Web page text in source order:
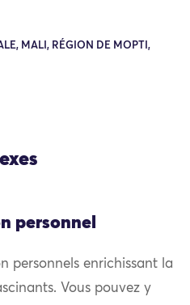
MALI, RÉGION DE MOPTI,
personnel
personnels enrichissant la
Vous pouvez y